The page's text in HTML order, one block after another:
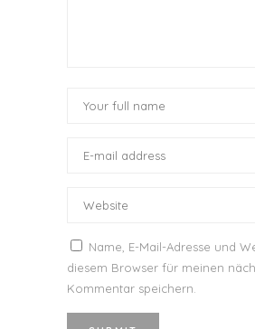
Name, E-Mail-Adresse und
diesem Browser für meinen
Kommentar speichern.